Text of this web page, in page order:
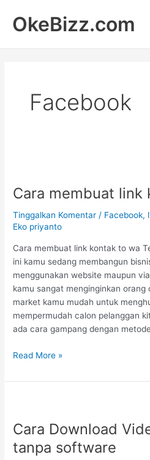
kontenOkeBizz.com
Facebook
Cara membuat link
Tinggalkan Komentar / Facebook,
Eko priyanto
Cara membuat link kontak to wa
ini kamu sedang membangun
menggunakan website maupun
kamu sangat menginginkan
market kamu mudah untuk
mempermudah calon pelanggan
ada cara gampang dengan
link
to
wa
Read More »
Cara Download
tanpa software
Video
di
Facebook